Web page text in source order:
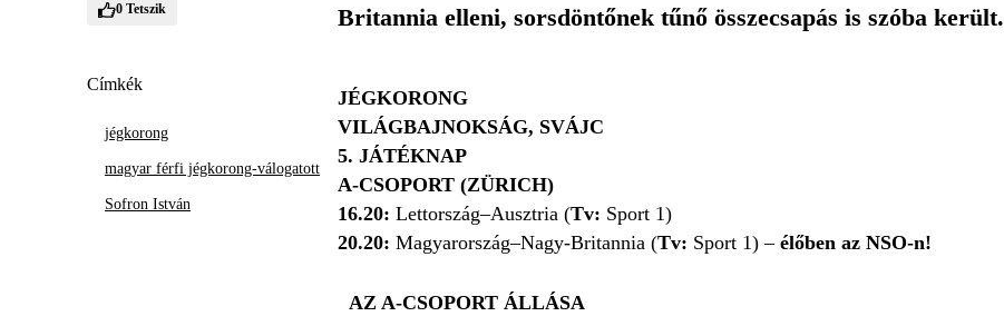
0 Tetszik
Címkék
jégkorong
magyar férfi jégkorong-válogatott
Sofron István
Britannia elleni, sorsdöntőnek tűnő összecsapás is szóba került.
JÉGKORONG
VILÁGBAJNOKSÁG, SVÁJC
5. JÁTÉKNAP
A-CSOPORT (ZÜRICH)
16.20: Lettország–Ausztria (Tv: Sport 1)
20.20: Magyarország–Nagy-Britannia (Tv: Sport 1) – élőben az NSO-n!
AZ A-CSOPORT ÁLLÁSA